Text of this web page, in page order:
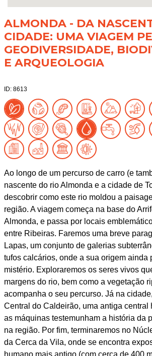
ALMONDA - DA
CIDADE: UMA VIAGEM
GEODIVERSIDADE,
E ARQUEOLOGIA
ID: 8613
Ao longo de um percurso de carro (e
nascente do rio Almonda e a cidade de
descobrir como este rio moldou a
região. A viagem começa na base do
Almonda, e passa por locais
entre Ribeiras. Faremos uma breve
Lapas, um conjunto de galerias
tufos calcários, onde a sua origem ainda
mistério. Exploraremos os seres vivos
margens do rio, bem como a vegetação
acompanha o seu percurso. Já na
Central do Caldeirão, uma antiga central
as máquinas testemunham a história da
na região. Por fim, terminaremos no
da Cerca da Vila, onde se encontra
humano mais antigo (com cerca de 400